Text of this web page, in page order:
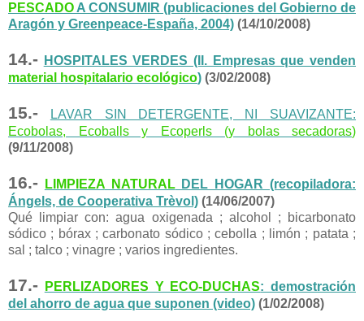
PESCADO A CONSUMIR (publicaciones del Gobierno de
Aragón y Greenpeace-España, 2004) (14/10/2008)
14.- HOSPITALES VERDES (II. Empresas que venden
material hospitalario ecológico) (3/02/2008)
15.-
LAVAR SIN DETERGENTE, NI SUAVIZANTE:
Ecobolas, Ecoballs y Ecoperls (y bolas secadoras)
(9/11/2008)
16.- LIMPIEZANATURALDEL HOGAR (recopiladora:
Ángels, de Cooperativa Trèvol) (14/06/2007)
Qué limpiar con: agua oxigenada ; alcohol ; bicarbonato
sódico ; bórax ; carbonato sódico ; cebolla ; limón ; patata ;
sal ; talco ; vinagre ; varios ingredientes.
17.- PERLIZADORES Y ECO-DUCHAS: demostración
del ahorro de agua que suponen (video) (1/02/2008)